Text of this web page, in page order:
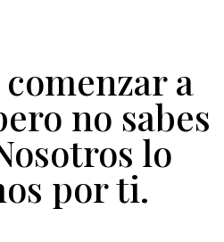
a
no sabes
lo
por ti.